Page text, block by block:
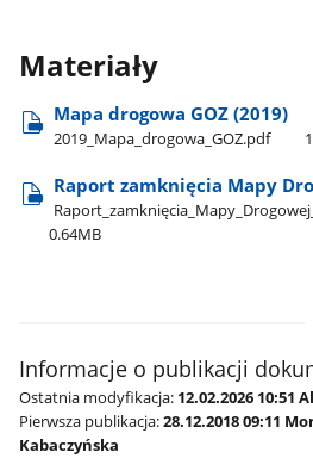
Materiały
Mapa drogowa GOZ (2019)
2019​_Mapa​_drogowa​_GOZ.pdf
Raport zamknięcia Mapy
0.64MB
Informacje o publikacji
Ostatnia modyfikacja: 12.02.2026 10:51
Pierwsza publikacja:28.12.2018 09:11
Kabaczyńska